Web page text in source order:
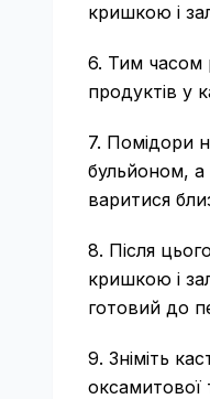
кришкою і
6. Тим часом
продуктів у
7. Помідори
бульйоном,
варитися
8. Після
кришкою і
готовий до
9. Зніміть
оксамитової